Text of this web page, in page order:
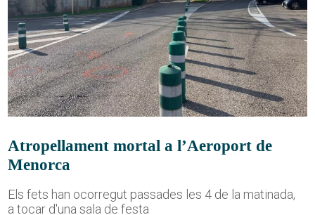
Atropellament mortal a l’Aeroport de
Menorca
Els fets han ocorregut passades les 4 de la matinada,
a tocar d'una sala de festa